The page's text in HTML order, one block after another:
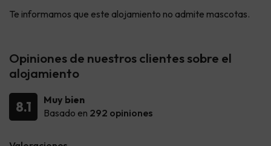
Te informamos que este alojamiento no admite mascotas.
Opiniones de nuestros clientes sobre el
alojamiento
8.1
Muy bien
Basado en 292 opiniones